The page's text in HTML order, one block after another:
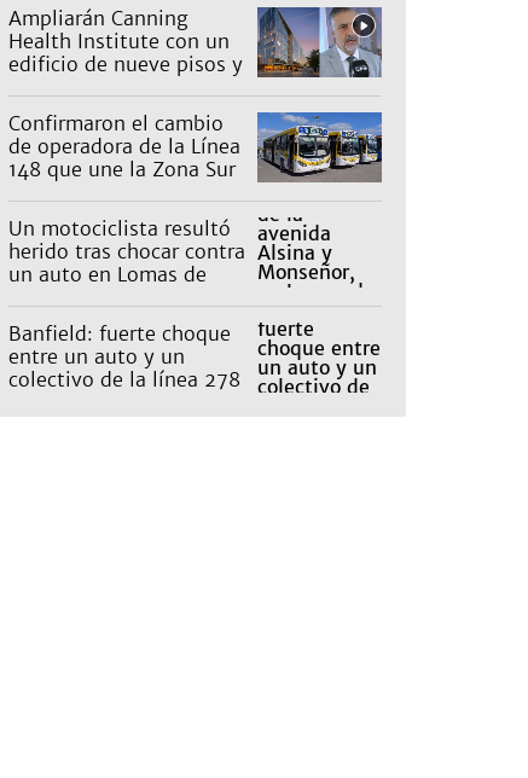
propuestas para niños
Ampliarán Canning
Health Institute con un
edificio de nueve pisos y
millones
Confirmaron el cambio
de operadora de la Línea
148 que une la Zona Sur
los recorridos
Un motociclista resultó
herido tras chocar contra
un auto en Lomas de
Banfield: fuerte choque
entre un auto y un
colectivo de la línea 278